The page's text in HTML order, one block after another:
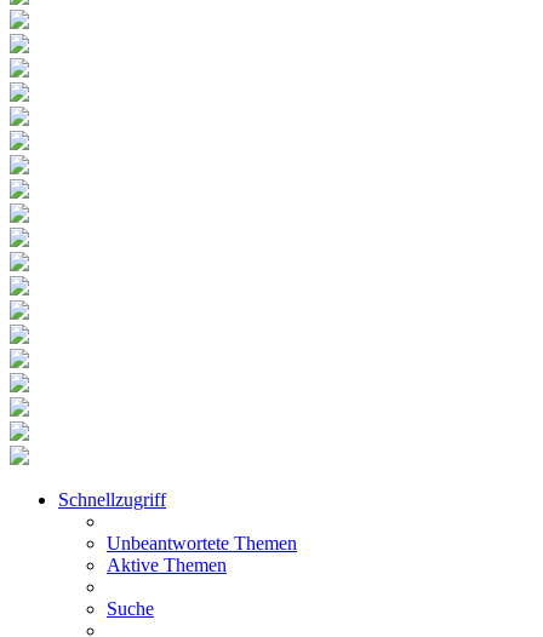
Schnellzugriff
Unbeantwortete Themen
Aktive Themen
Suche